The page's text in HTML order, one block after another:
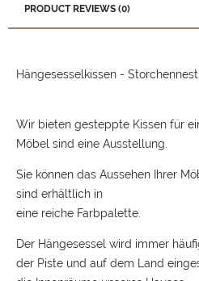
PRODUCT REVIEWS (0)
Hängesesselkissen - Storchennest.
Wir bieten gesteppte Kissen für
Möbel sind eine Ausstellung.
Sie können das Aussehen Ihrer
sind erhältlich in
eine reiche Farbpalette.
Der Hängesessel wird immer
der Piste und auf dem Land